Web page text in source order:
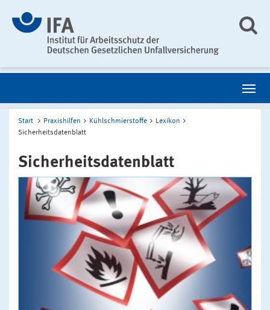
Start Praxishilfen Kühlschmierstoffe
Lexikon
Sicherheitsdatenblatt
Sicherheitsdatenblatt